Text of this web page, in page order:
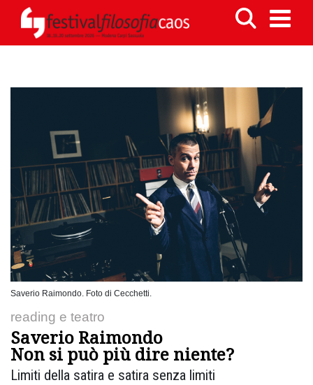
Saverio Raimondo. Foto di Cecchetti.
reading e teatro
Saverio Raimondo
Non si può più dire niente?
Limiti della satira e satira senza limiti